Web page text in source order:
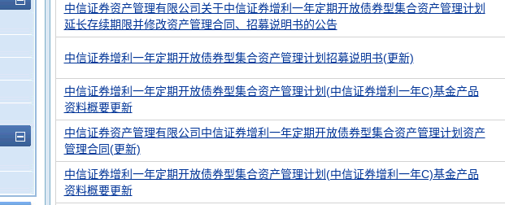
中信证券资产管理有限公司关于中信证券增利一年定期开放债券型集合资产管理计划
延长存续期限并修改资产管理合同、招募说明书的公告
中信证券增利一年定期开放债券型集合资产管理计划招募说明书(更新)
中信证券增利一年定期开放债券型集合资产管理计划(中信证券增利一年C)基金产品
资料概要更新
中信证券资产管理有限公司中信证券增利一年定期开放债券型集合资产管理计划资产
管理合同(更新)
中信证券增利一年定期开放债券型集合资产管理计划(中信证券增利一年C)基金产品
资料概要更新